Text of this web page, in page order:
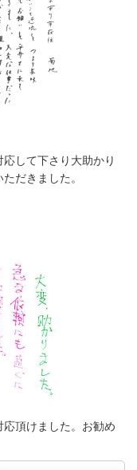
して下さり大助かり
だきました。
頂けました。お勧め